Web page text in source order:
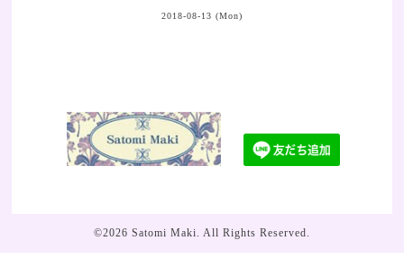
2018-08-13 (Mon)
©2026 Satomi Maki. All Rights Reserved.